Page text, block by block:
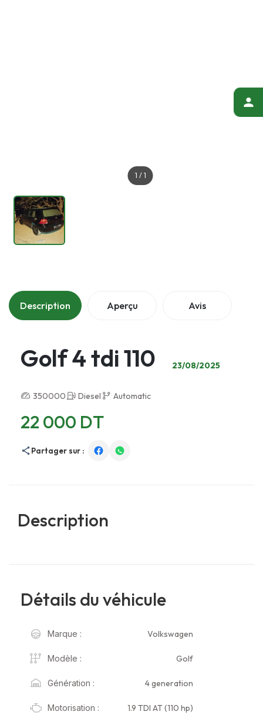
1 / 1
Description Aperçu Avis
Golf 4 tdi 110 23/08/2025
350000 Diesel Automatic
22 000 DT
Partager sur :
Description
Détails du véhicule
Marque : Volkswagen
Modèle : Golf
Génération : 4 generation
Motorisation : 1.9 TDI AT (110 hp)